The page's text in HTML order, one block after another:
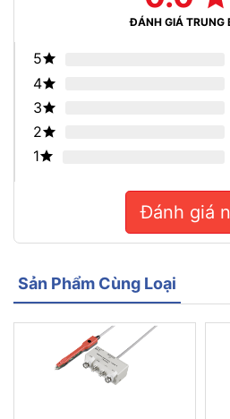
ĐÁNH GIÁ TRUNG
5
4
3
2
1
Đánh
Sản Phẩm Cùng Loại